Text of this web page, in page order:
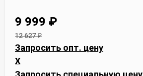
9 999 ₽
12 627₽
Запросить опт. цену
X